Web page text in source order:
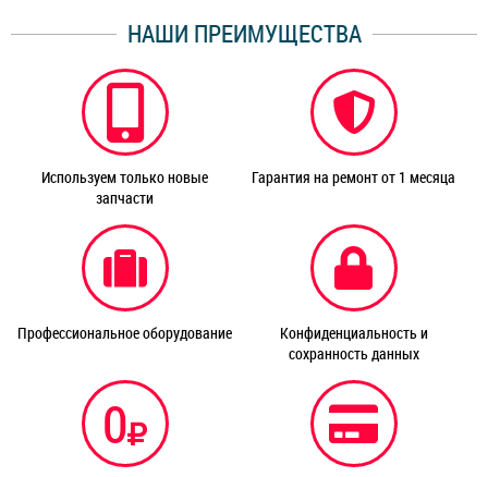
НАШИ ПРЕИМУЩЕСТВА
Используем только новые
запчасти
Гарантия на ремонт от 1 месяца
Профессиональное оборудование
Конфиденциальность и
сохранность данных
0